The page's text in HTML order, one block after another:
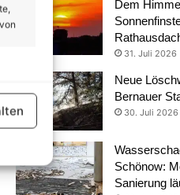
Dem
31. Juli 2026
Neue
Bernauer
30. Juli 2026
Schönow:
Sanierung